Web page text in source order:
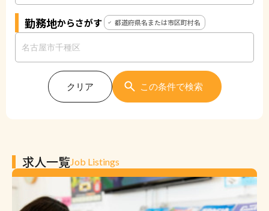
勤務地からさがす 都道府県名または市区町村名
クリア この条件で検索
求人一覧Job Listings